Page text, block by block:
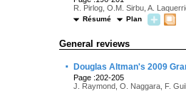
R. Pirlog, O.M. Sirbu, A.
Résumé Plan
General reviews
· Douglas Altman's 2009
Page :202-205
J. Raymond, O. Naggara, F.